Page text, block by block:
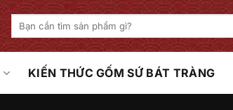
Tìm
kiếm:
KIẾN THỨC GỐM SỨ BÁT TRÀNG